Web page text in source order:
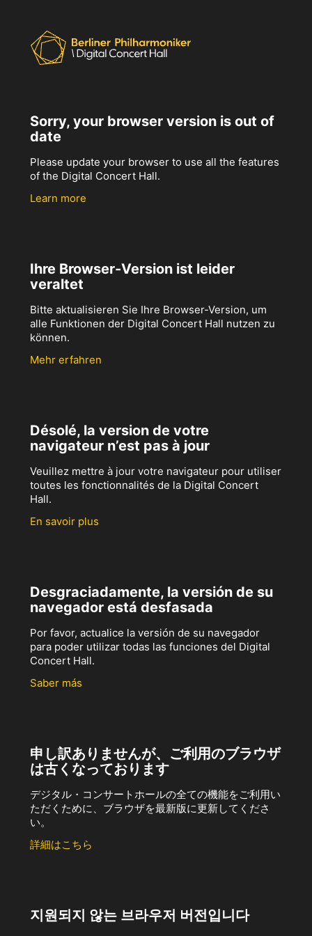
Sorry, your browser version is out of
date
Please update your browser to use all the features
of the Digital Concert Hall.
Learn more
Ihre Browser-Version ist leider
veraltet
Bitte aktualisieren Sie Ihre Browser-Version, um
alle Funktionen der Digital Concert Hall nutzen zu
können.
Mehr erfahren
Désolé, la version de votre
navigateur n’est pas à jour
Veuillez mettre à jour votre navigateur pour utiliser
toutes les fonctionnalités de la Digital Concert
Hall.
En savoir plus
Desgraciadamente, la versión de su
navegador está desfasada
Por favor, actualice la versión de su navegador
para poder utilizar todas las funciones del Digital
Concert Hall.
Saber más
申し訳ありませんが、ご利用のブラウザ
は古くなっております
デジタル・コンサートホールの全ての機能をご利用い
ただくために、ブラウザを最新版に更新してくださ
い。
詳細はこちら
지원되지 않는 브라우저 버전입니다